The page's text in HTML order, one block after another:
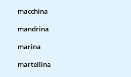
macchina
mandrina
marina
martellina